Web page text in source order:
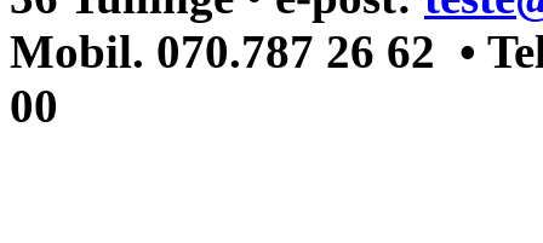
Mobil. 070.787 26 62 •
00